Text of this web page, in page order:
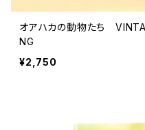
オアハカの動物たち
NG
¥2,750